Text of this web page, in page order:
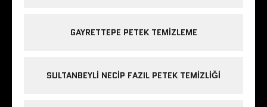
GAYRETTEPE PETEK TEMIZLEME
SULTANBEYLI NECIP FAZIL PETEK TEMIZLIĞI